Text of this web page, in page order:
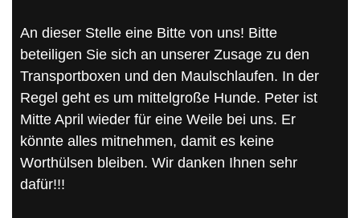
An dieser Stelle eine Bitte von uns! Bitte
beteiligen Sie sich an unserer Zusage zu den
Transportboxen und den Maulschlaufen. In der
Regel geht es um mittelgroße Hunde. Peter ist
Mitte April wieder für eine Weile bei uns. Er
könnte alles mitnehmen, damit es keine
Worthülsen bleiben. Wir danken Ihnen sehr
dafür!!!